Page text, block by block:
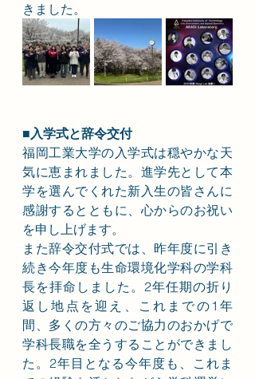
きました。
■入学式と辞令交付
福岡工業大学の入学式は穏やかな天
気に恵まれました。進学先として本
学を選んでくれた新入生の皆さんに
感謝するとともに、心からのお祝い
を申し上げます。
また辞令交付式では、昨年度に引き
続き今年度も生命環境化学科の学科
長を拝命しました。2年任期の折り
返し地点を迎え、これまでの1年
間、多くの方々のご協力のおかげで
学科長職を全うすることができまし
た。2年目となる今年度も、これま